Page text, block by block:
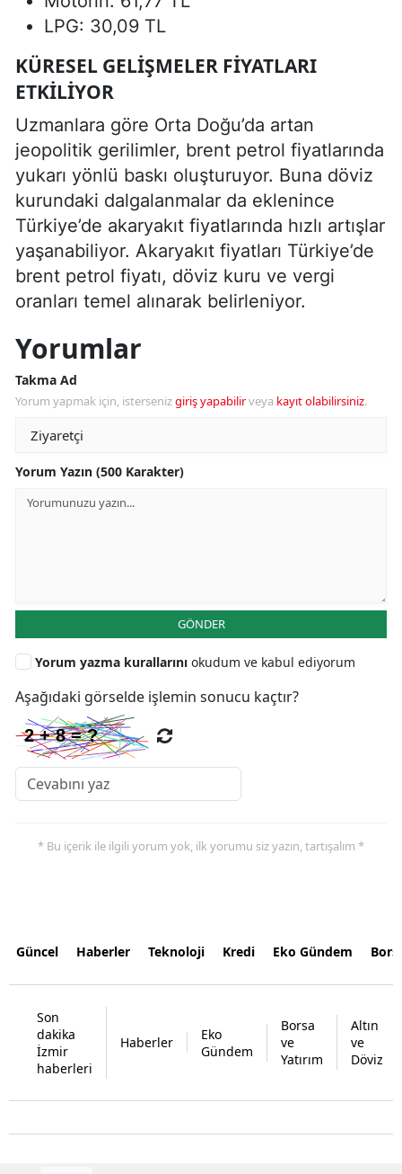
LPG: 30,09 TL
KÜRESEL GELIŞMELER FIYATLARI
ETKILIYOR
Uzmanlara göre Orta Doğu’da artan
jeopolitik gerilimler, brent petrol fiyatlarında
yukarı yönlü baskı oluşturuyor. Buna döviz
kurundaki dalgalanmalar da eklenince
Türkiye’de akaryakıt fiyatlarında hızlı artışlar
yaşanabiliyor. Akaryakıt fiyatları Türkiye’de
brent petrol fiyatı, döviz kuru ve vergi
oranları temel alınarak belirleniyor.
Yorumlar
Takma Ad
Yorum yapmak için, istersenizgiriş yapabilirveya kayıt olabilirsiniz.
Yorum Yazın (500 Karakter)
GÖNDER
Yorum yazma kurallarını okudum ve kabul ediyorum
Aşağıdaki görselde işlemin sonucu kaçtır?
* Bu içerik ile ilgili yorum yok, ilk yorumu siz yazın, tartışalım *
Güncel Haberler Teknoloji Kredi Eko Gündem
Son
dakika
İzmir
haberleri
Haberler
Eko
Gündem
Borsa
ve
Yatırım
Altın
ve
Döviz